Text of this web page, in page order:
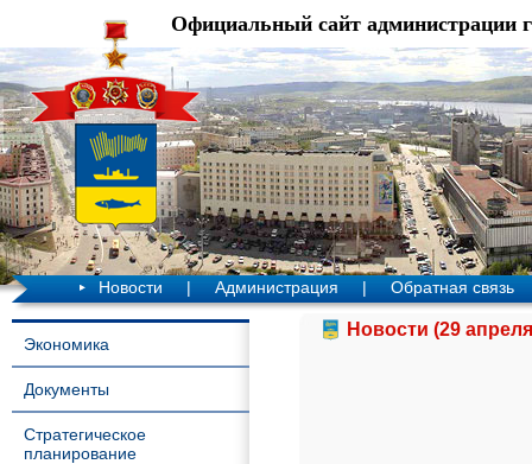
Официальный сайт администрации
Новости | Администрация | Обратная связь
Экономика
Документы
Стратегическое
планирование
Новости (29